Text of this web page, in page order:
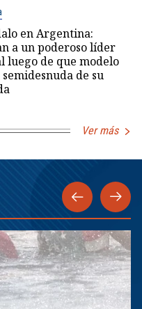
en Argentina:
a un poderoso líder
luego de que modelo
de su
Ver más